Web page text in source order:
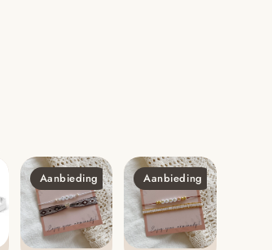
Aanbieding Aanbieding